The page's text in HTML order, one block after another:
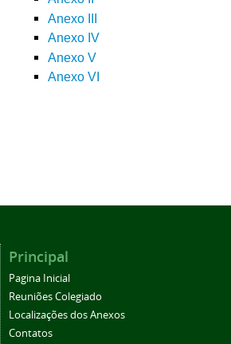
Anexo III
Anexo IV
Anexo V
Anexo VI
Principal
Pagina Inicial
Reuniões Colegiado
Localizações dos Anexos
Contatos